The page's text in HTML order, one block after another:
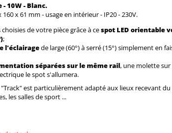
10W - Blanc.
x 61 mm - usage en intérieur - IP20 - 230V.
de votre pièce grâce à cespot LED orientable
;
l'éclairagede large (60°) à serré (15°) simplement en
séparées sur le même rail, une molette
le spot s'allumera.
est particulièrement adapté aux lieux recevant
les salles de sport ...